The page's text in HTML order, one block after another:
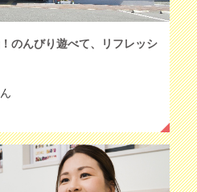
のんびり遊べて、リフレッシ